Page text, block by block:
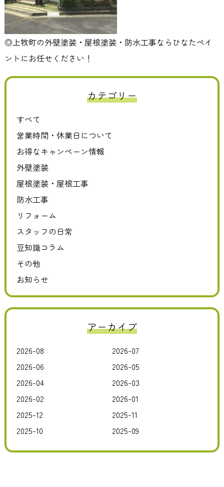
◎上牧町の外壁塗装・屋根塗装・防水工事ならひなたペイ
ントにお任せください！
カテゴリー
すべて
営業時間・休業日について
お得なキャンペーン情報
外壁塗装
屋根塗装・屋根工事
防水工事
リフォーム
スタッフの日常
豆知識コラム
その他
お知らせ
アーカイブ
2026-08
2026-07
2026-06
2026-05
2026-04
2026-03
2026-02
2026-01
2025-12
2025-11
2025-10
2025-09